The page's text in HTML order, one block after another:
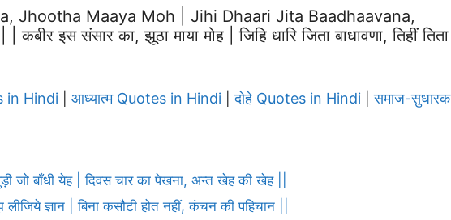
Jhootha Maaya Moh | Jihi Dhaari Jita Baadhaavana,
इस संसार का, झूठा माया मोह | जिहि धारि जिता बाधावणा, तिहीं तिता
in Hindi आध्यात्म Quotes in Hindi |दोहे Quotes in Hindi |समाज-सुधारक
जो बाँधी येह | दिवस चार का पेखना, अन्त खेह की खेह ||
ज्ञान | बिना कसौटी होत नहीं, कंचन की पहिचान ||